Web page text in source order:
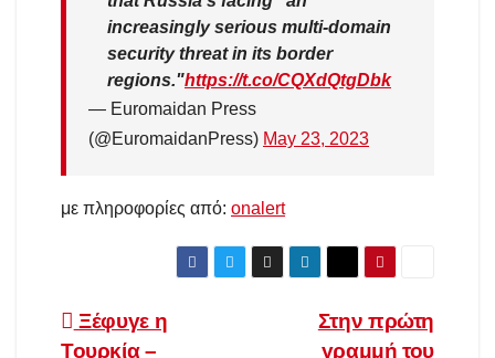
increasingly serious multi-domain
security threat in its border
regions."https://t.co/CQXdQtgDbk
— Euromaidan Press
(@EuromaidanPress) May 23, 2023
με πληροφορίες από: onalert
Πλοήγηση
Στην πρώτη
γραμμή του
Ξέφυγε η
Τουρκία –